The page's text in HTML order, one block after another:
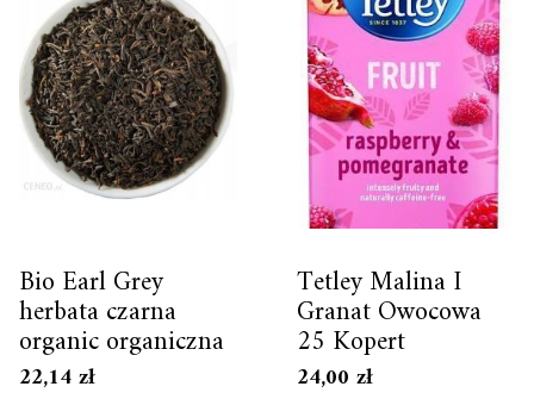
Bio Earl Grey
herbata czarna
organic organiczna
22,14zł
Tetley Malina I
Granat Owocowa
25 Kopert
24,00 zł